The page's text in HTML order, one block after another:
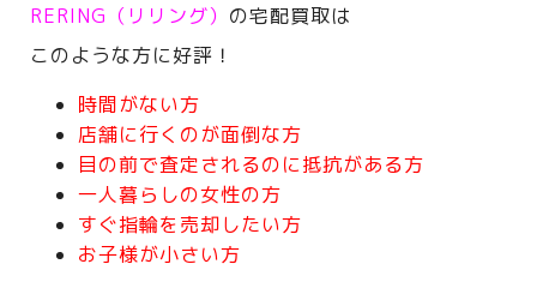
RERING（リリング） の宅配買取は
このような方に好評！
時間がない方
店舗に行くのが面倒な方
目の前で査定されるのに抵抗がある方
一人暮らしの女性の方
すぐ指輪を売却したい方
お子様が小さい方